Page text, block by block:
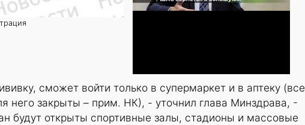
сможет войти только в супермаркет и в аптеку (все
него закрыты – прим. НК), - уточнил глава Минздрава, -
будут открыты спортивные залы, стадионы и массовые